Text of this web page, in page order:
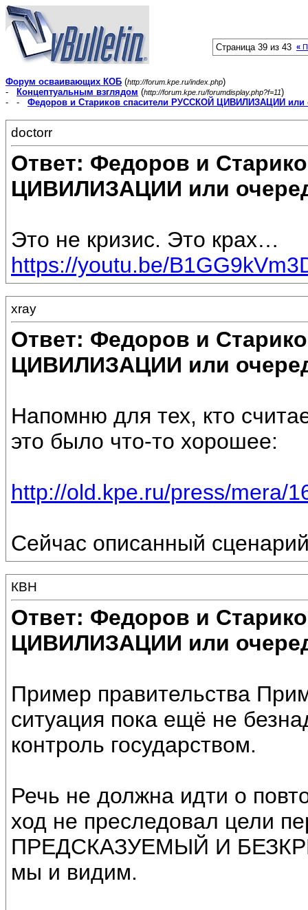
Страница 39 из 43 «
Форум осваивающих КОБ (http://forum.kpe.ru/index.php)
-
Концептуальным взглядом (http://forum.kpe.ru/forumdisplay.php?f=11)
- - Федоров и Стариков спасители РУССКОЙ ЦИВИЛИЗАЦИИ или
doctorr
Ответ: Федоров и
ЦИВИЛИЗАЦИИ или
Это не кризис. Это крах…
https://youtu.be/
xray
Ответ: Федоров и
ЦИВИЛИЗАЦИИ или
Напомню для тех, кто
это было что-то хорошее:
http://old.kpe.ru/press/mera/
Сейчас описанный
КВН
Ответ: Федоров и
ЦИВИЛИЗАЦИИ или
Пример правительства
ситуация пока ещё не
контроль государством.
Речь не должна идти о
ход не преследовал цели
ПРЕДСКАЗУЕМЫЙ И
мы и видим.